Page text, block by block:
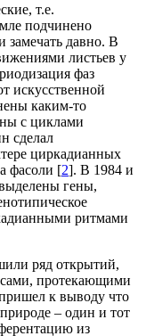
т.е.
подчинено
замечать давно. В
листьев у
фаз
искусственной
каким-то
с циклами
сделал
циркадианных
фасоли [2]. В 1984 и
гены,
ритмами
ряд открытий,
протекающими
к выводу что
– один и тот
из